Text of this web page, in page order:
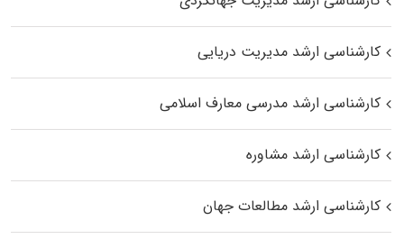
کارشناسی ارشد مدیریت دریایی
کارشناسی ارشد مدرسی معارف اسلامی
کارشناسی ارشد مشاوره
کارشناسی ارشد مطالعات جهان